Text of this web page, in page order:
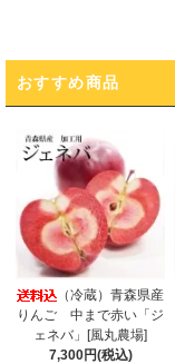
おすすめ商品
（冷蔵）青森県産
りんご 中まで赤い「ジ
ェネバ」[風丸農場]
7,300円(税込)